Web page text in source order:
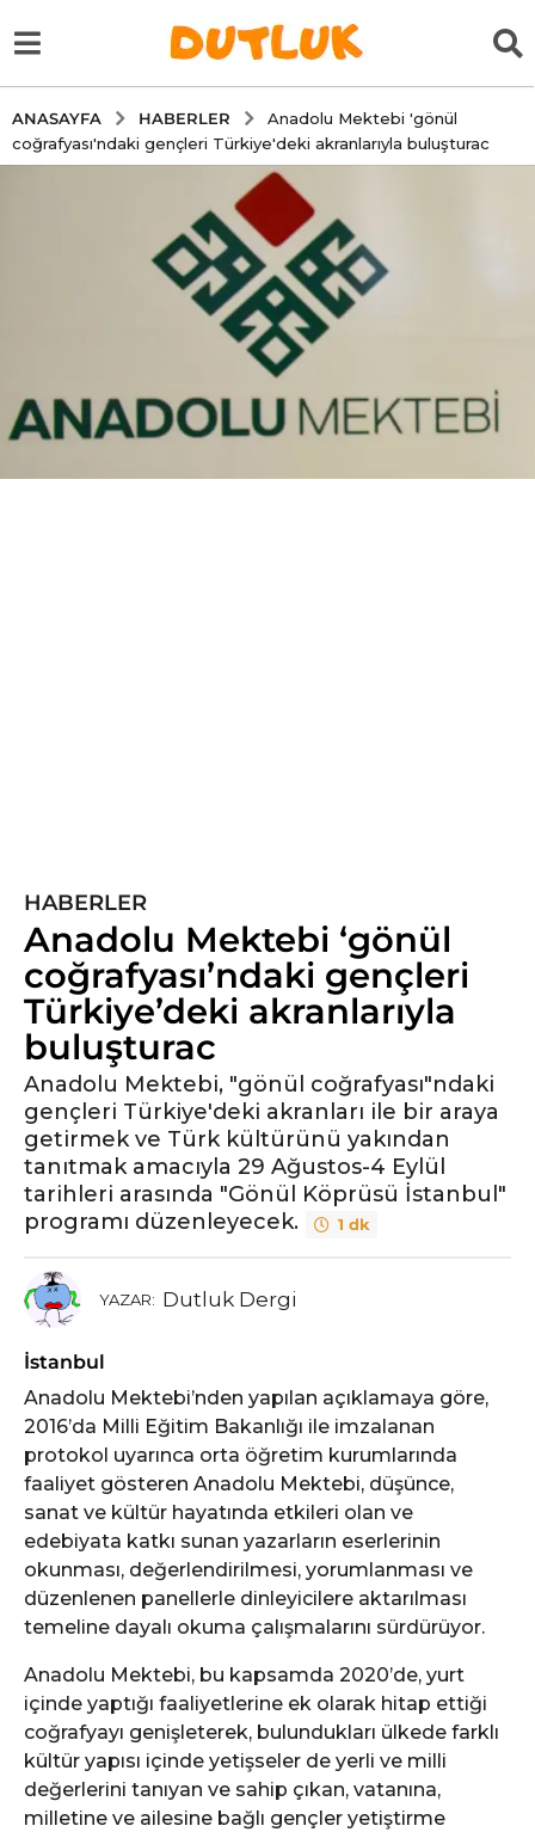
ANASAYFA HABERLER
Anadolu Mektebi 'gönül
coğrafyası'ndaki gençleri Türkiye'deki akranlarıyla buluşturac
n
c
e
HABERLER
Anadolu Mektebi ‘gönül
coğrafyası’ndaki gençleri
Türkiye’deki akranlarıyla
buluşturac
Anadolu Mektebi, "gönül coğrafyası"ndaki
gençleri Türkiye'deki akranları ile bir araya
getirmek ve Türk kültürünü yakından
tanıtmak amacıyla 29 Ağustos-4 Eylül
tarihleri arasında "Gönül Köprüsü İstanbul"
programı düzenleyecek.
1 dk
YAZAR: Dutluk Dergi
İstanbul
Anadolu Mektebi’nden yapılan açıklamaya göre,
2016’da Milli Eğitim Bakanlığı ile imzalanan
protokol uyarınca orta öğretim kurumlarında
faaliyet gösteren Anadolu Mektebi, düşünce,
sanat ve kültür hayatında etkileri olan ve
edebiyata katkı sunan yazarların eserlerinin
okunması, değerlendirilmesi, yorumlanması ve
düzenlenen panellerle dinleyicilere aktarılması
temeline dayalı okuma çalışmalarını sürdürüyor.
Anadolu Mektebi, bu kapsamda 2020’de, yurt
içinde yaptığı faaliyetlerine ek olarak hitap ettiği
coğrafyayı genişleterek, bulundukları ülkede farklı
kültür yapısı içinde yetişseler de yerli ve milli
değerlerini tanıyan ve sahip çıkan, vatanına,
milletine ve ailesine bağlı gençler yetiştirme